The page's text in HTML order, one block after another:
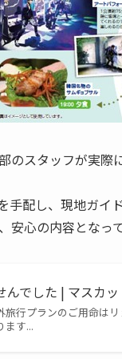
のスタッフが実
手配し、現地ガイ
安心の内容となっ
でした | マスカッ
行プランのご用命は
ます...